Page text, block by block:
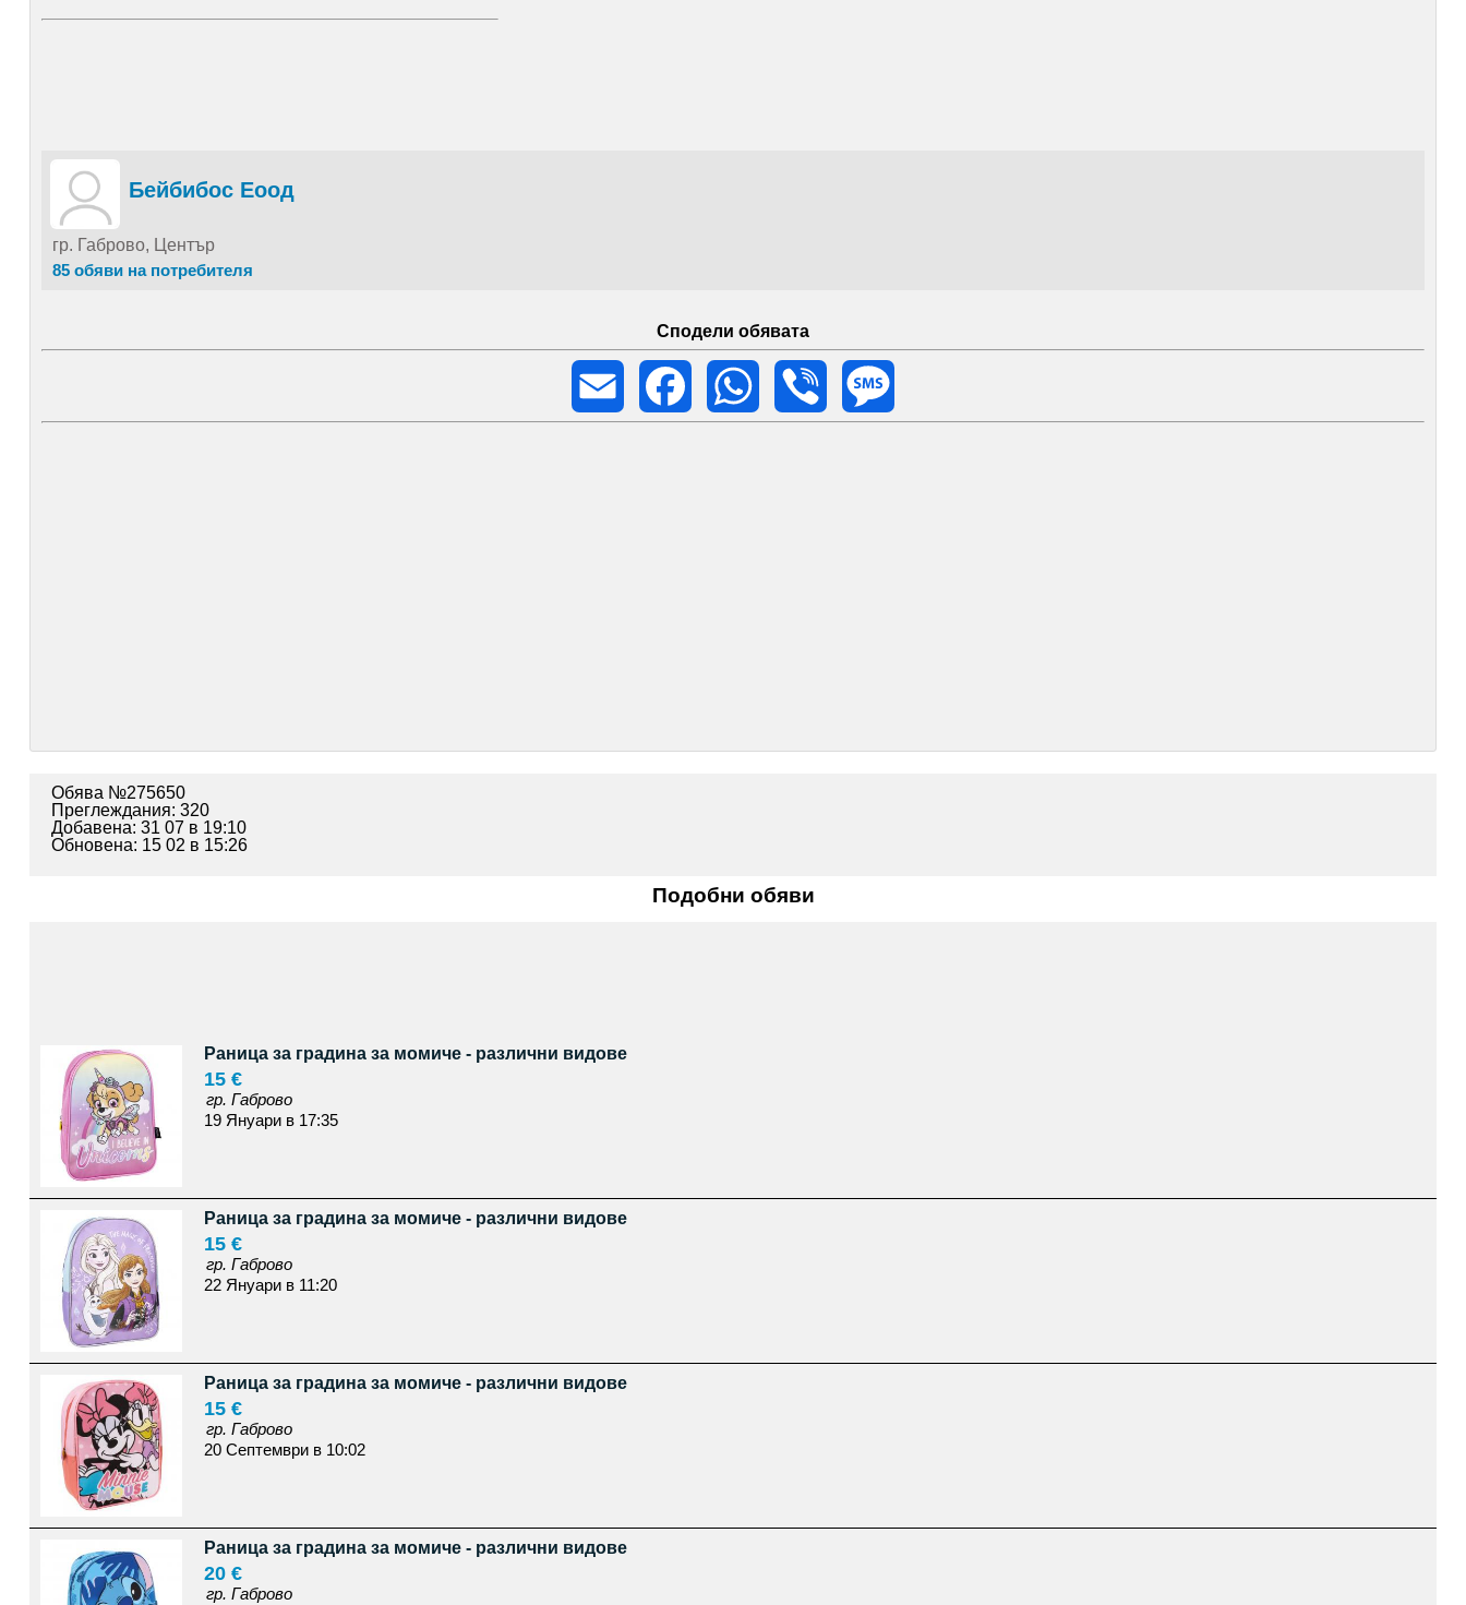
Бейбибос Еоод
гр. Габрово, Център
85 обяви на потребителя
Сподели обявата
Email
Facebook WhatsApp Viber
Обява №275650
Преглеждания: 320
Добавена: 31 07 в 19:10
Обновена: 15 02 в 15:26
Подобни обяви
Раница за градина за момиче - различни видове
15 €
гр. Габрово
19 Януари в 17:35
Раница за градина за момиче - различни видове
15 €
гр. Габрово
22 Януари в 11:20
Раница за градина за момиче - различни видове
15 €
гр. Габрово
20 Септември в 10:02
Раница за градина за момиче - различни видове
20 €
гр. Габрово